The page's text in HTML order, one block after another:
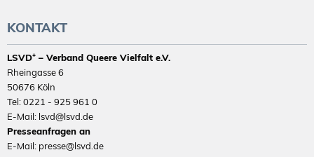
KONTAKT
LSVD⁺ – Verband Queere Vielfalt e.V.
Rheingasse 6
50676 Köln
Tel: 0221 - 925 961 0
E-Mail: lsvd@lsvd.de
Presseanfragen an
E-Mail: presse@lsvd.de